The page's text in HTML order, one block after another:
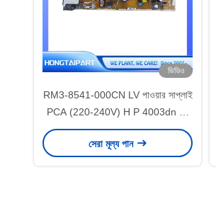
ভিডিও
RM3-8541-000CN LV পাওয়ার সাপ্লাই
PCA (220-240V) H P 4003dn এর
জন্য
সেরা মূল্য পান